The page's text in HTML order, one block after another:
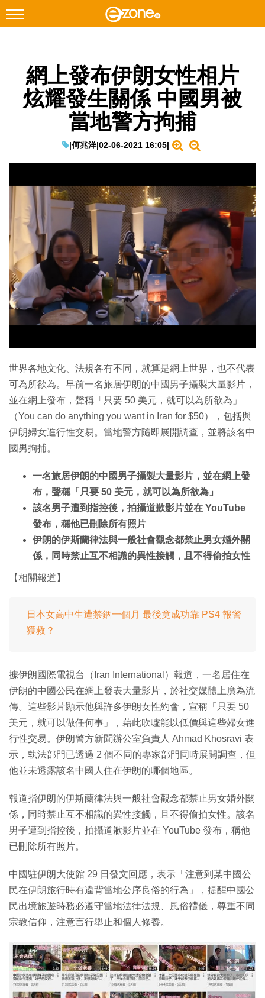
Facebook Instagram
科技焦點
教學評測
EduTech
IT Times
生成式AI與雲端應用
Enterprise Digital Transformation
特集
網上發布伊朗女性相片
炫耀發生關係 中國男被
當地警方拘捕
|何兆洋|02-06-2021 16:05|
世界各地文化、法規各有不同，就算是網上世界，也不代表
可為所欲為。早前一名旅居伊朗的中國男子攝製大量影片，
並在網上發布，聲稱「只要 50 美元，就可以為所欲為」
（You can do anything you want in Iran for $50），包括與
伊朗婦女進行性交易。當地警方隨即展開調查，並將該名中
國男拘捕。
一名旅居伊朗的中國男子攝製大量影片，並在網上發
布，聲稱「只要 50 美元，就可以為所欲為」
該名男子遭到指控後，拍攝道歉影片並在 YouTube
發布，稱他已刪除所有照片
伊朗的伊斯蘭律法與一般社會觀念都禁止男女婚外關
係，同時禁止互不相識的異性接觸，且不得偷拍女性
【相關報道】
日本女高中生遭禁錮一個月 最後竟成功靠 PS4 報警
獲救？
據伊朗國際電視台（Iran International）報道，一名居住在
伊朗的中國公民在網上發表大量影片，於社交媒體上廣為流
傳。這些影片顯示他與許多伊朗女性約會，宣稱「只要 50
美元，就可以做任何事」，藉此吹噓能以低價與這些婦女進
行性交易。伊朗警方新聞辦公室負責人 Ahmad Khosravi 表
示，執法部門已透過 2 個不同的專家部門同時展開調查，但
他並未透露該名中國人住在伊朗的哪個地區。
報道指伊朗的伊斯蘭律法與一般社會觀念都禁止男女婚外關
係，同時禁止互不相識的異性接觸，且不得偷拍女性。該名
男子遭到指控後，拍攝道歉影片並在 YouTube 發布，稱他
已刪除所有照片。
中國駐伊朗大使館 29 日發文回應，表示「注意到某中國公
民在伊朗旅行時有違背當地公序良俗的行為」，提醒中國公
民出境旅遊時務必遵守當地法律法規、風俗禮儀，尊重不同
宗教信仰，注意言行舉止和個人修養。